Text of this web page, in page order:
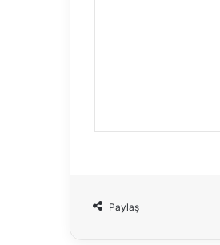
Paylaş